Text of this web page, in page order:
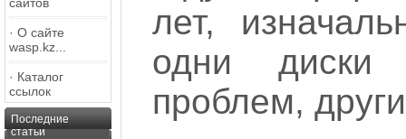
· О сайте
wasp.kz...
· Каталог
ссылок
Последние
статьи
лет,
одни диски
проблем,